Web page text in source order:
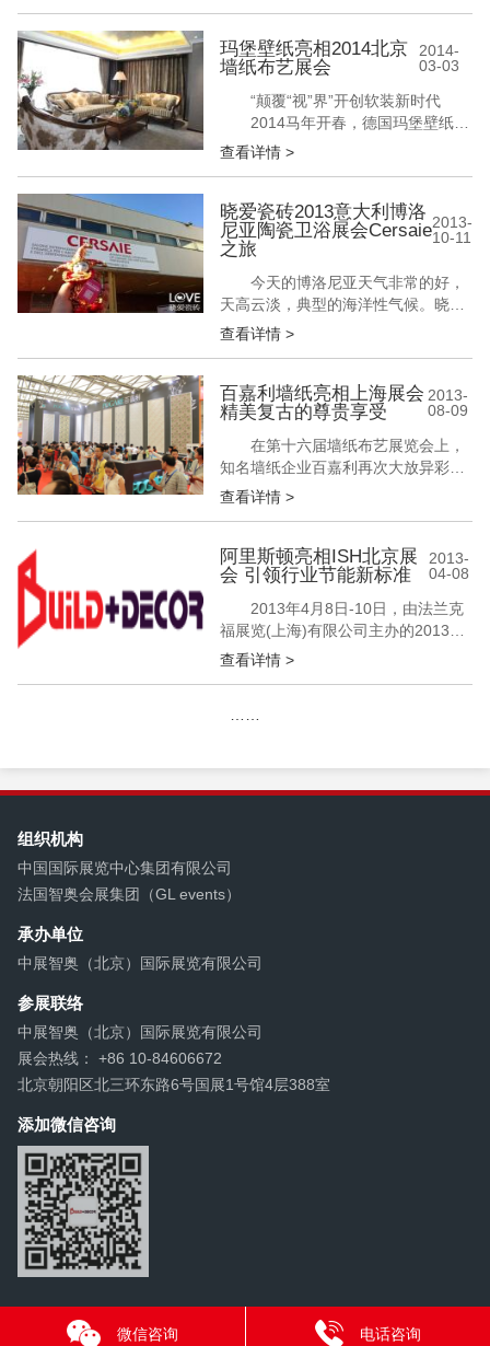
此次慕尼黑之行由中国建筑结构协会
联络部主任孟繁军带队，大猫电商执
行董事梁雪林女士代表公司出行，将
立足本土、放眼全球，从国际国内两
玛堡壁纸亮相2014北京
墙纸布艺展会
2014-
03-03
“颠覆“视”界”开创软装新时代
2014马年开春，德国玛堡壁纸和
新上市的赫彼娜布艺，以全新姿态走
新国展，突破对家居空间既有的想
象，将时尚、设计艺术与生活结合，
开创软装魅力新时代。 玛堡壁纸亮相
2014北京墙纸布艺展会...
查看详情 >
晓爱瓷砖2013意大利博洛
尼亚陶瓷卫浴展会Cersaie
之旅
2013-
10-11
今天的博洛尼亚天气非常的好，
天高云淡，典型的海洋性气候。晓爱
的心情也格外的不错。晓爱带着小伙
爱神娃娃这次要真真正正的领略陶瓷
卫浴世界顶级品牌的风采了。 晓爱瓷
砖2013意大利博洛尼亚陶瓷卫浴展会
Cersaie之旅 据悉，今年中国...
查看详情 >
百嘉利墙纸亮相上海展会
精美复古的尊贵享受
2013-
08-09
在第十六届墙纸布艺展览会上，
知名墙纸企业百嘉利再次大放异彩。
展会期间，其以简洁而富有内涵的形
议。其中，百嘉利推出的最新款孔雀
王国墙纸版本更是获得了观展者的热
捧。 百嘉利墙纸亮相上海展会 精美
复古的尊贵享受 展位人潮络绎不绝
百嘉...
查看详情 >
阿里斯顿亮相ISH北京展
会 引领行业节能新标准
2013-
04-08
2013年4月8日-10日，由法兰克
福展览(上海)有限公司主办的2013年
ISH China & CIHE——中国(北京)国
如期举行。意大利百年品牌——阿里
查看详情 >
组织机构
中国国际展览中心集团有限公司
法国智奥会展集团（GL events）
承办单位
中展智奥（北京）国际展览有限公司
参展联络
中展智奥（北京）国际展览有限公司
展会热线： +86 10-84606672
北京朝阳区北三环东路6号国展1号馆4层388室
添加微信咨询
微信咨询 电话咨询